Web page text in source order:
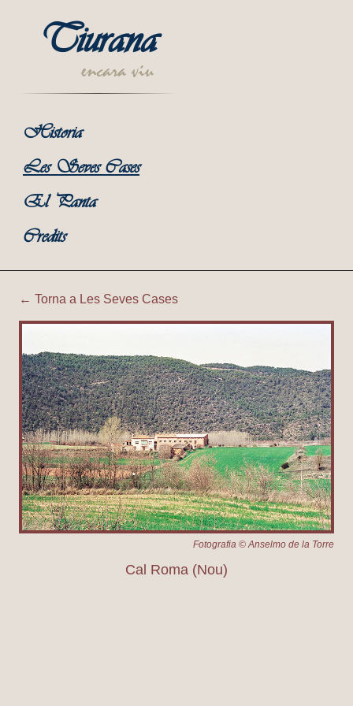
Tiurana
encara viu
Historia
Les Seves Cases
El Panta
Credits
Tiurana | Cal Roma (Nou)
← Torna a Les Seves Cases
Fotografia © Anselmo de la Torre
Cal Roma (Nou)